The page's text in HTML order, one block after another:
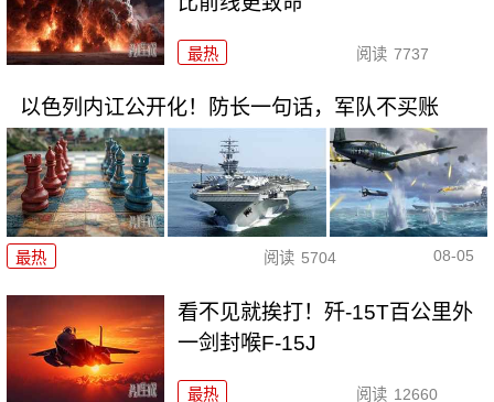
最热 阅读 7737
以色列内讧公开化！防长一句话，军队不买账
最热 阅读 5704 08-05
看不见就挨打！歼-15T百公里外
一剑封喉F-15J
最热 阅读 12660